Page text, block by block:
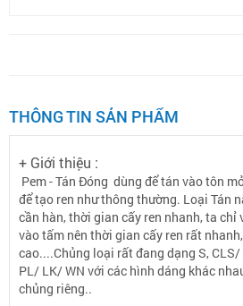
THÔNG TIN SẢN PHẨM
+ Giới thiệu :
Pem - Tán Đóng dùng để tán vào tôn
để tạo ren như thông thường. Loại Tán
cần hàn, thời gian cấy ren nhanh, ta chỉ
vào tấm nên thời gian cấy ren rất
cao....Chủng loại rất đang dạng S,
PL/ LK/ WN với các hình dáng khác
chủng riêng..